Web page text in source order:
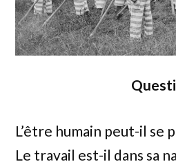
L’être humain peut-il se
Le travail est-il dans sa